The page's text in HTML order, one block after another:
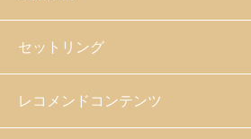
セットリング
レコメンドコンテンツ